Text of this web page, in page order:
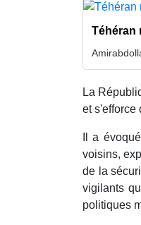
Téhéran
La
et s'efforce
Il a
voisins,
de la
vigilants
politiques